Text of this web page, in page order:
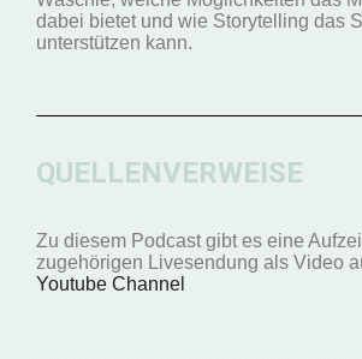
dabei bietet und wie Storytelling das
unterstützen kann.
QUELLENVERWEISE
Zu diesem Podcast gibt es eine
zugehörigen Livesendung als Video
Youtube Channel